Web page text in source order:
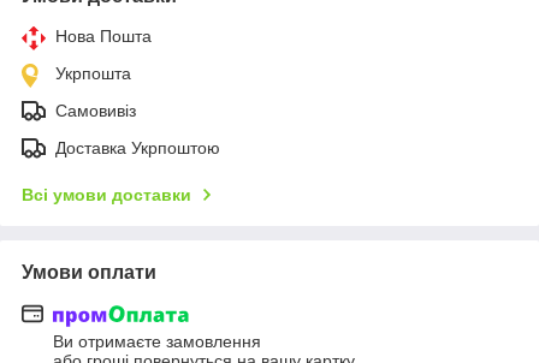
Нова Пошта
Укрпошта
Самовивіз
Доставка Укрпоштою
Всі умови доставки
Умови оплати
Ви отримаєте замовлення